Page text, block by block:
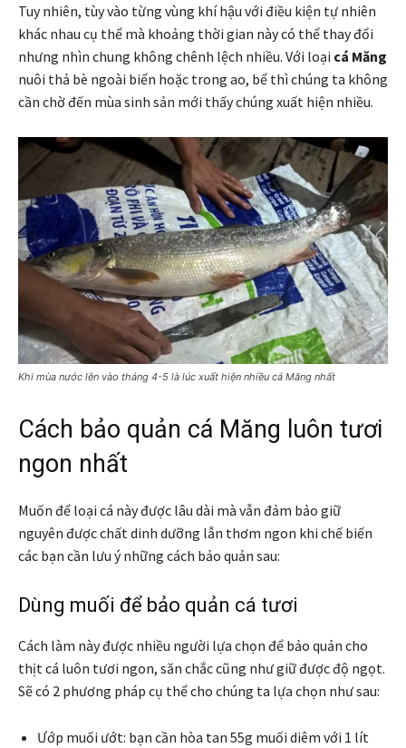
Tuy nhiên, tùy vào từng vùng khí hậu với điều kiện tự nhiên
khác nhau cụ thể mà khoảng thời gian này có thể thay đổi
nhưng nhìn chung không chênh lệch nhiều. Với loại cá Măng
nuôi thả bè ngoài biển hoặc trong ao, bể thì chúng ta không
cần chờ đến mùa sinh sản mới thấy chúng xuất hiện nhiều.
Khi mùa nước lên vào tháng 4-5 là lúc xuất hiện nhiều cá Măng nhất
Cách bảo quản cá Măng luôn tươi
ngon nhất
Muốn để loại cá này được lâu dài mà vẫn đảm bảo giữ
nguyên được chất dinh dưỡng lẫn thơm ngon khi chế biến
các bạn cần lưu ý những cách bảo quản sau:
Dùng muối để bảo quản cá tươi
Cách làm này được nhiều người lựa chọn để bảo quản cho
thịt cá luôn tươi ngon, săn chắc cũng như giữ được độ ngọt.
Sẽ có 2 phương pháp cụ thể cho chúng ta lựa chọn như sau:
Ướp muối ướt: bạn cần hòa tan 55g muối diêm với 1 lít